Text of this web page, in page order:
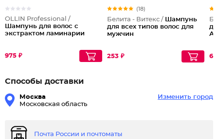
OLLIN Professional /
Шампунь для волос с
экстрактом ламинарии
975 ₽
(18)
Белита - Витекс / Шампунь
для всех типов волос для
мужчин
253 ₽
Способы доставки
Москва
Московская область
Изменить город
Почта России и почтоматы